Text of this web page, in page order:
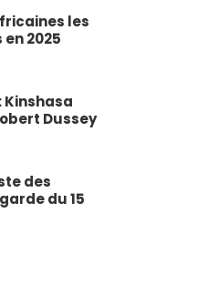
les
2025
Kinshasa
Dussey
des
du 15